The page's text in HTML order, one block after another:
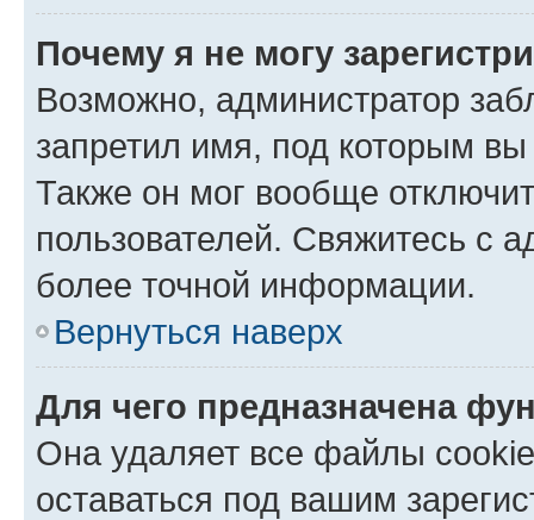
Почему я не могу
Возможно, администратор
запретил имя, под которым вы
Также он мог вообще
пользователей. Свяжитесь с
более точной информации.
Вернуться наверх
Для чего предназначена
Она удаляет все файлы
оставаться под вашим